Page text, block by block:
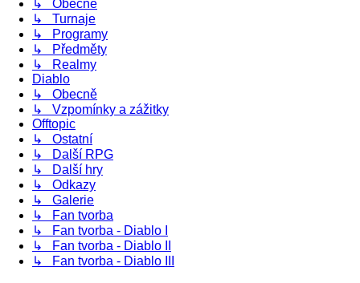
↳ Obecně
↳ Turnaje
↳ Programy
↳ Předměty
↳ Realmy
Diablo
↳ Obecně
↳ Vzpomínky a zážitky
Offtopic
↳ Ostatní
↳ Další RPG
↳ Další hry
↳ Odkazy
↳ Galerie
↳ Fan tvorba
↳ Fan tvorba - Diablo I
↳ Fan tvorba - Diablo II
↳ Fan tvorba - Diablo III